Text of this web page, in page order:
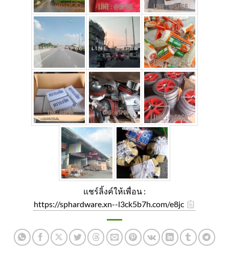
แชร์ลิ้งค์ให้เพื่อน :
https://sphardware.xn--l3ck5b7h.com/e8jc